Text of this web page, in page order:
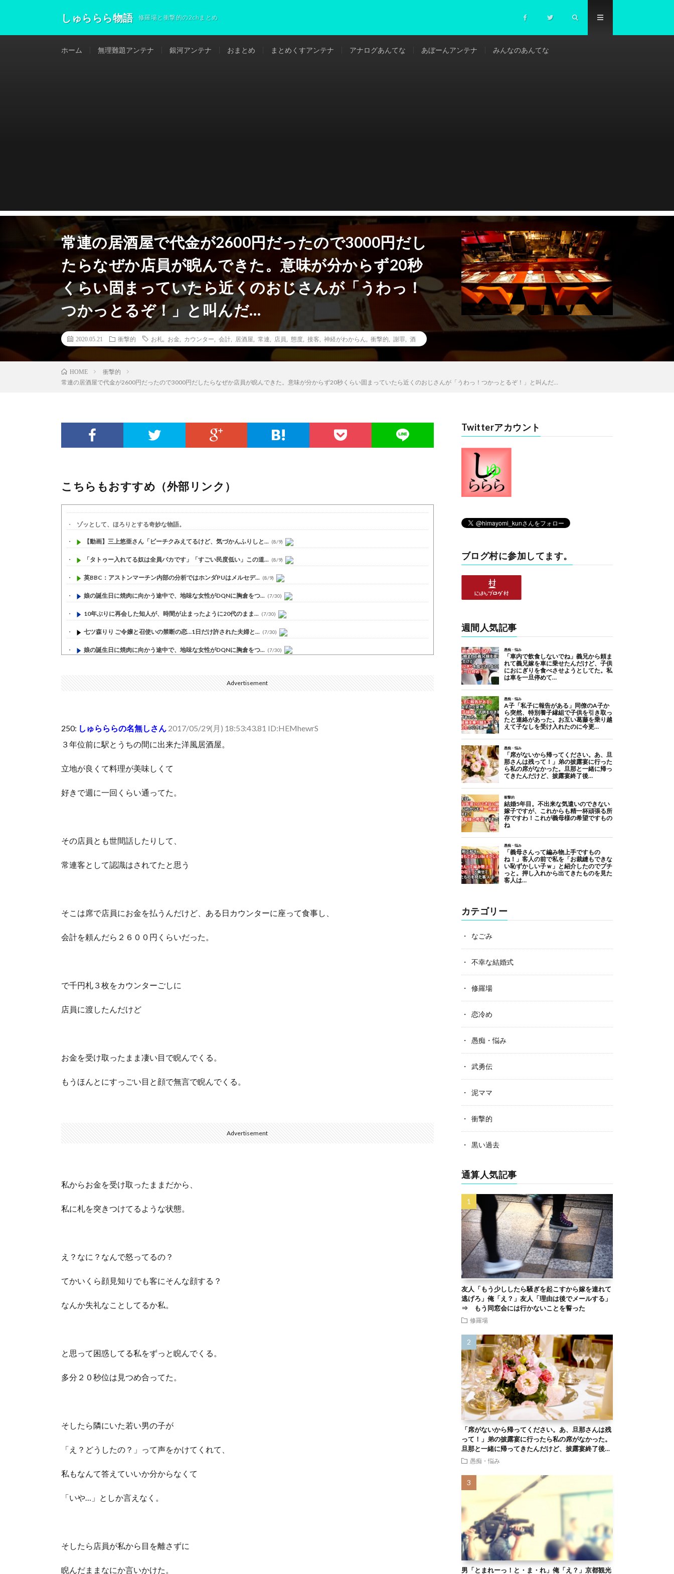
しゅららら物語 修羅場と衝撃的の2chまとめ
ホーム 無理難題アンテナ 銀河アンテナ おまとめ まとめくすアンテナ アナログあんてな あぼーんアンテナ みんなのあんてな
常連の居酒屋で代金が2600円だったので3000円だし
たらなぜか店員が睨んできた。意味が分からず20秒
くらい固まっていたら近くのおじさんが「うわっ！
つかっとるぞ！」と叫んだ…
2020.05.21 衝撃的 お札 お金 カウンター 会計 居酒屋 常連 店員 態度 接客 神経がわからん 衝撃的 謝罪 酒
HOME
衝撃的
常連の居酒屋で代金が2600円だったので3000円だしたらなぜか店員が睨んできた。意味が分からず20秒くらい固まっていたら近くのおじさんが「うわっ！つかっとるぞ！」と叫んだ…
こちらもおすすめ（外部リンク）
ゾッとして、ほろりとする奇妙な物語。
【動画】三上悠亜さん「ビーチクみえてるけど、気づかんふりしと... (8/9)
「タトゥー入れてる奴は全員バカです」「すごい民度低い」この道... (8/9)
英BBC：アストンマーチン内部の分析ではホンダPUはメルセデ... (8/9)
娘の誕生日に焼肉に向かう途中で、地味な女性がDQNに胸倉をつ... (7/30)
10年ぶりに再会した知人が、時間が止まったように20代のまま... (7/30)
七ツ森りり ご令嬢と召使いの禁断の恋…1日だけ許された夫婦と... (7/30)
娘の誕生日に焼肉に向かう途中で、地味な女性がDQNに胸倉をつ... (7/30)
可愛い彼女が部屋に入ってきた。もしかしてニンジャ？→スタイリ...
Advertisement
250: しゅらららの名無しさん 2017/05/29(月) 18:53:43.81 ID:HEMhewrS
３年位前に駅とうちの間に出来た洋風居酒屋。
立地が良くて料理が美味しくて
好きで週に一回くらい通ってた。
その店員とも世間話したりして、
常連客として認識はされてたと思う
そこは席で店員にお金を払うんだけど、ある日カウンターに座って食事し、
会計を頼んだら２６００円くらいだった。
で千円札３枚をカウンターごしに
店員に渡したんだけど
お金を受け取ったまま凄い目で睨んでくる。
もうほんとにすっごい目と顔で無言で睨んでくる。
Advertisement
私からお金を受け取ったままだから、
私に札を突きつけてるような状態。
え？なに？なんで怒ってるの？
てかいくら顔見知りでも客にそんな顔する？
なんか失礼なことしてるか私。
と思って困惑してる私をずっと睨んでくる。
多分２０秒位は見つめ合ってた。
そしたら隣にいた若い男の子が
「え？どうしたの？」って声をかけてくれて、
私もなんて答えていいか分からなくて
「いや…」としか言えなく。
そしたら店員が私から目を離さずに
睨んだままなにか言いかけた。
Twitterアカウント
ブログ村に参加してます。
週間人気記事
カテゴリー
なごみ
不幸な結婚式
修羅場
恋冷め
愚痴・悩み
武勇伝
泥ママ
衝撃的
黒い過去
通算人気記事
友人「もう少ししたら騒ぎを起こすから嫁を連れて
逃げろ」俺「え？」友人「理由は後でメールする」
⇒ もう同窓会には行かないことを誓った
修羅場
「席がないから帰ってください。あ、旦那さんは残
って！」弟の披露宴に行ったら私の席がなかった。
旦那と一緒に帰ってきたんだけど、披露宴終了後…
愚痴・悩み
男「とまれーっ！と・ま・れ」俺「え？」京都観光